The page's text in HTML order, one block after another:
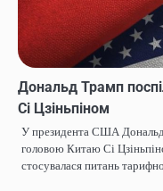
Дональд Трамп
Сі Цзіньпіном
У президента США
головою Китаю Сі
стосувалася питань